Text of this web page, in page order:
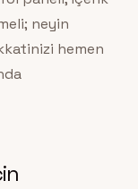
neyin
hemen